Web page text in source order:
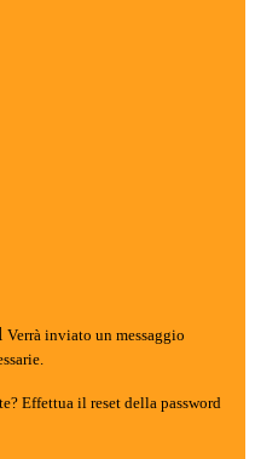
Verrà inviato un messaggio
Effettua il reset della password